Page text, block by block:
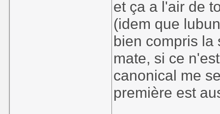
et ça a l'air de
(idem que
bien compris la
mate, si ce
canonical me
première est